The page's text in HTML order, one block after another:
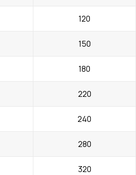
120
150
180
220
240
280
320